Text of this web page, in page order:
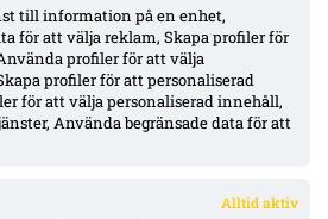
till information på en enhet,
för att välja reklam, Skapa profiler för
profiler för att välja
profiler för att personaliserad
för att välja personaliserad innehåll,
Använda begränsade data för att
Alltid aktiv